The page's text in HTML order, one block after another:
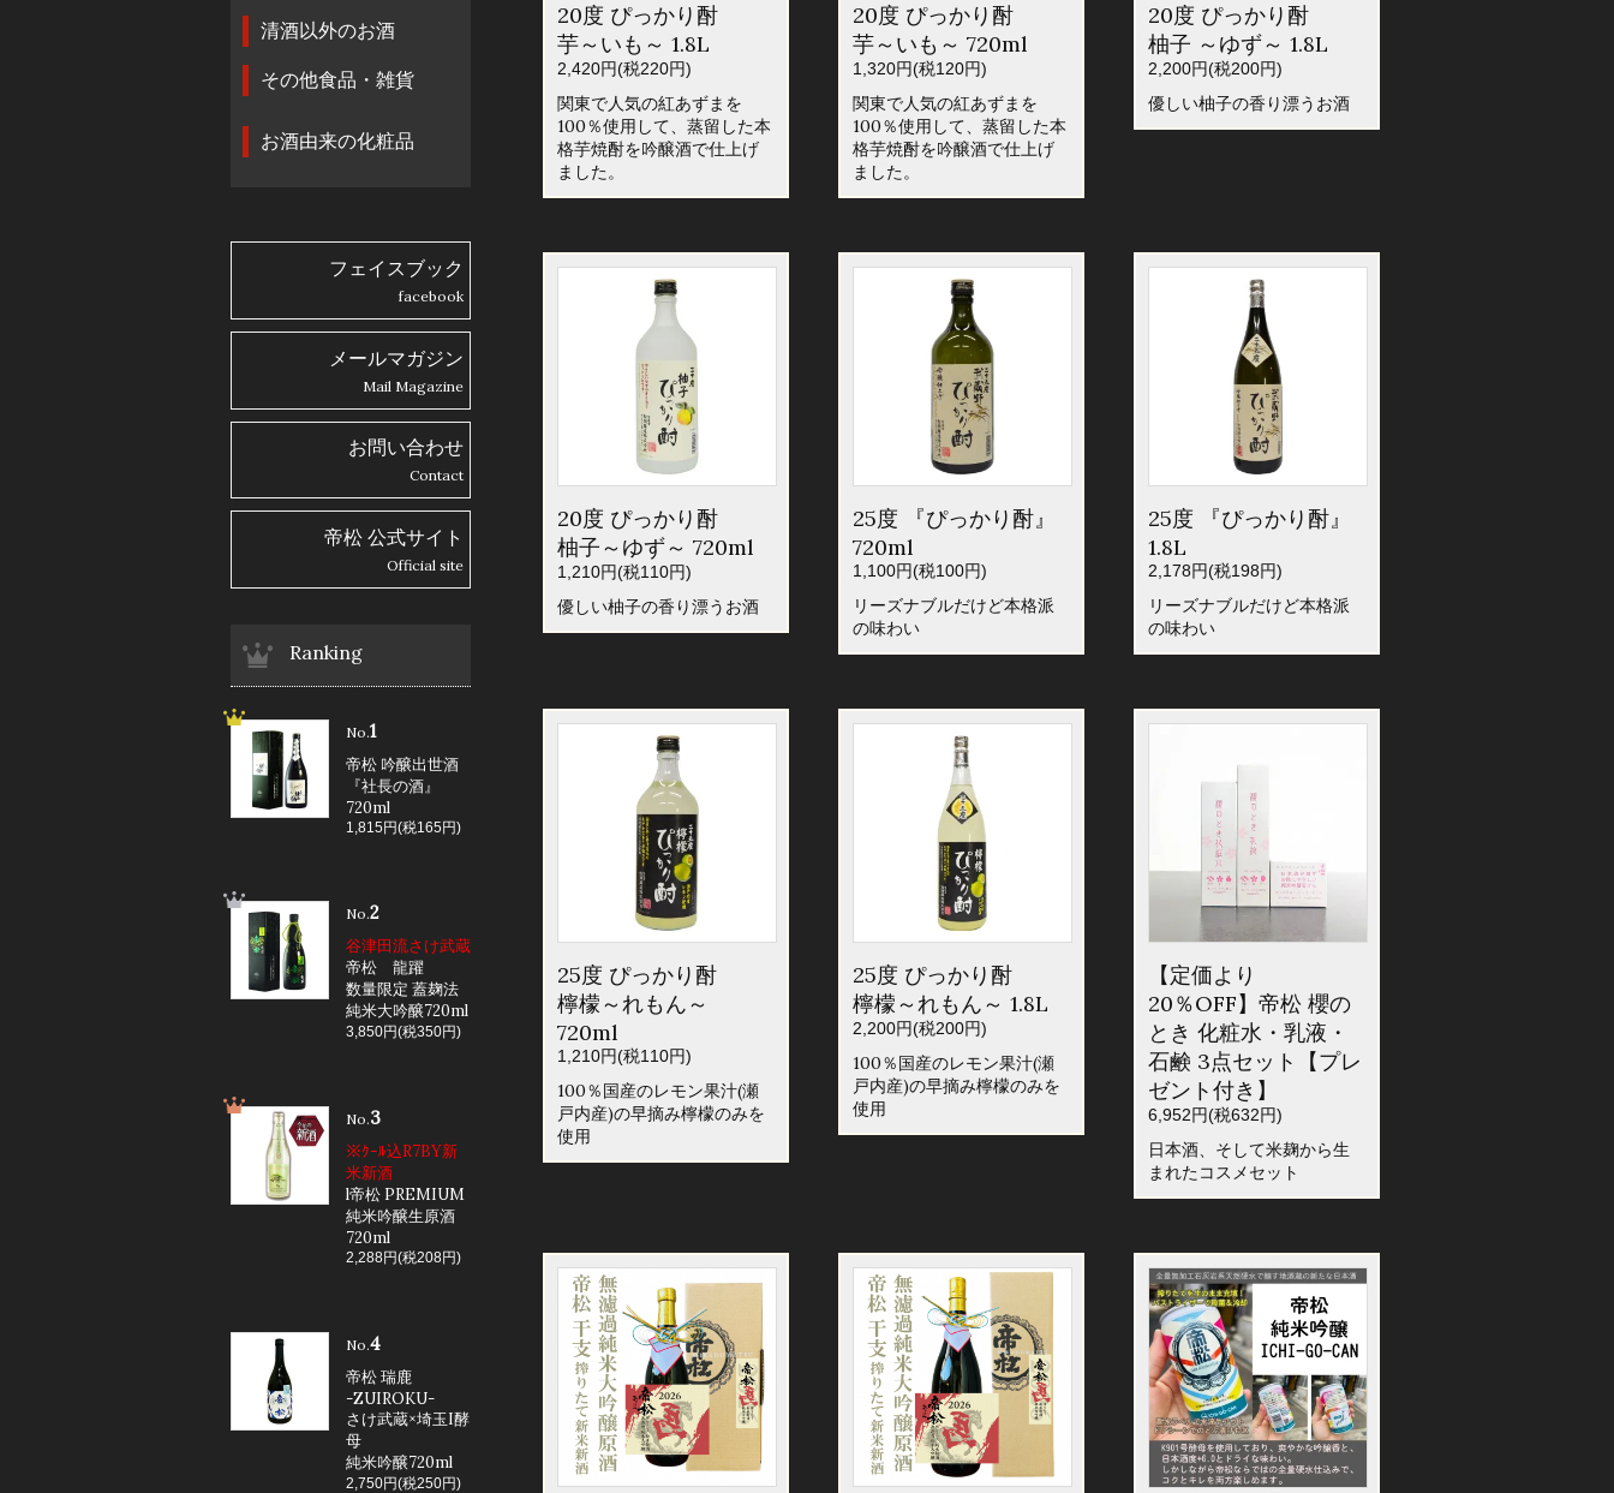
20度 ぴっかり酎
芋～いも～ 1.8L
2,420円(税220円)
関東で人気の紅あずまを
100％使用して、蒸留した本
格芋焼酎を吟醸酒で仕上げ
ました。
20度 ぴっかり酎
芋～いも～ 720ml
1,320円(税120円)
関東で人気の紅あずまを
100％使用して、蒸留した本
格芋焼酎を吟醸酒で仕上げ
ました。
20度 ぴっかり酎
柚子 ～ゆず～ 1.8L
2,200円(税200円)
優しい柚子の香り漂うお酒
20度 ぴっかり酎
柚子～ゆず～ 720ml
1,210円(税110円)
優しい柚子の香り漂うお酒
25度 『ぴっかり酎』
720ml
1,100円(税100円)
リーズナブルだけど本格派
の味わい
25度 『ぴっかり酎』
1.8L
2,178円(税198円)
リーズナブルだけど本格派
の味わい
25度 ぴっかり酎
檸檬～れもん～
720ml
1,210円(税110円)
100％国産のレモン果汁(瀬
戸内産)の早摘み檸檬のみを
使用
25度 ぴっかり酎
檸檬～れもん～ 1.8L
2,200円(税200円)
100％国産のレモン果汁(瀬
戸内産)の早摘み檸檬のみを
使用
【定価より
20％OFF】帝松 櫻の
とき 化粧水・乳液・
石鹸 3点セット【プレ
ゼント付き】
6,952円(税632円)
日本酒、そして米麹から生
まれたコスメセット
清酒以外のお酒
その他食品・雑貨
お酒由来の化粧品
フェイスブック
facebook
メールマガジン
Mail Magazine
お問い合わせ
Contact
帝松 公式サイト
Official site
Ranking
No.1
帝松 吟醸出世酒
『社長の酒』
720ml
1,815円(税165円)
No.2
谷津田流さけ武蔵
帝松 龍躍
数量限定 蓋麹法
純米大吟醸720ml
3,850円(税350円)
No.3
※ｸｰﾙ込R7BY新
米新酒
l帝松 PREMIUM
純米吟醸生原酒
720ml
2,288円(税208円)
No.4
帝松 瑞鹿
-ZUIROKU-
さけ武蔵×埼玉I酵
母
純米吟醸720ml
2,750円(税250円)